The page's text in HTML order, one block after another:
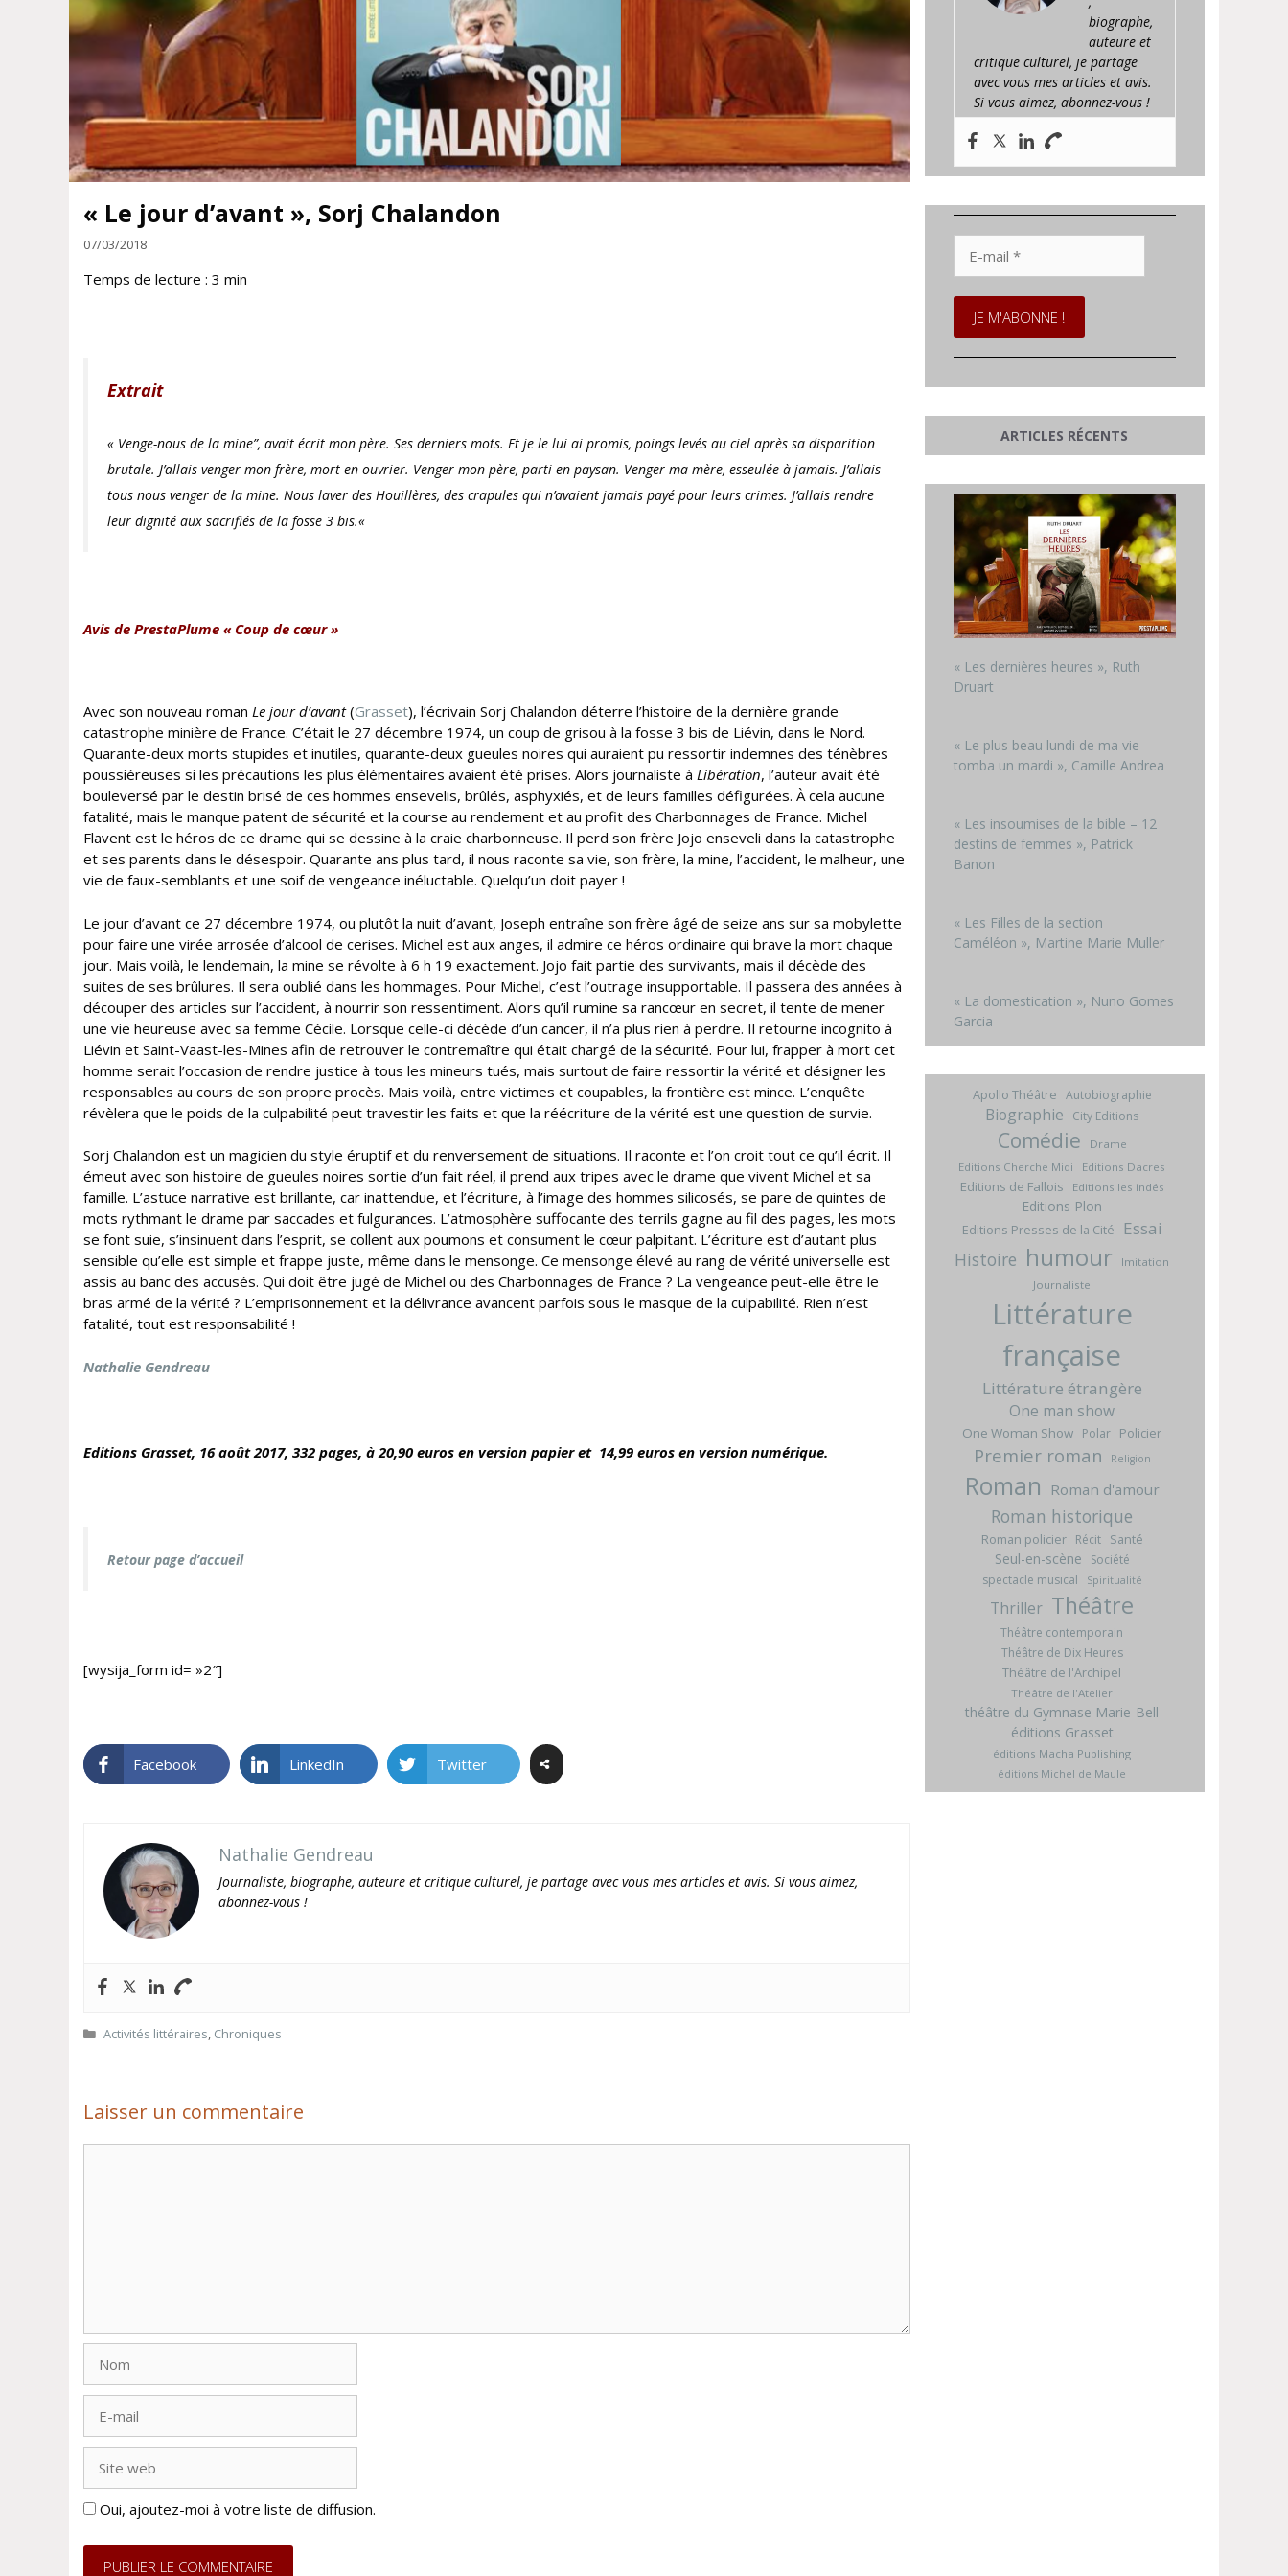
« Le jour d’avant », Sorj Chalandon
07/03/2018
Temps de lecture : 3 min
Extrait
« Venge-nous de la mine”, avait écrit mon père. Ses derniers mots. Et je le lui ai promis, poings levés au ciel après sa disparition
brutale. J’allais venger mon frère, mort en ouvrier. Venger mon père, parti en paysan. Venger ma mère, esseulée à jamais. J’allais
tous nous venger de la mine. Nous laver des Houillères, des crapules qui n’avaient jamais payé pour leurs crimes. J’allais rendre
leur dignité aux sacrifiés de la fosse 3 bis.«
Avis de PrestaPlume « Coup de cœur »
Avec son nouveau roman Le jour d’avant(Grasset), l’écrivain Sorj Chalandon déterre l’histoire de la dernière grande
catastrophe minière de France. C’était le 27 décembre 1974, un coup de grisou à la fosse 3 bis de Liévin, dans le Nord.
Quarante-deux morts stupides et inutiles, quarante-deux gueules noires qui auraient pu ressortir indemnes des ténèbres
poussiéreuses si les précautions les plus élémentaires avaient été prises. Alors journaliste à Libération, l’auteur avait été
bouleversé par le destin brisé de ces hommes ensevelis, brûlés, asphyxiés, et de leurs familles défigurées. À cela aucune
fatalité, mais le manque patent de sécurité et la course au rendement et au profit des Charbonnages de France. Michel
Flavent est le héros de ce drame qui se dessine à la craie charbonneuse. Il perd son frère Jojo enseveli dans la catastrophe
et ses parents dans le désespoir. Quarante ans plus tard, il nous raconte sa vie, son frère, la mine, l’accident, le malheur, une
vie de faux-semblants et une soif de vengeance inéluctable. Quelqu’un doit payer !
Le jour d’avant ce 27 décembre 1974, ou plutôt la nuit d’avant, Joseph entraîne son frère âgé de seize ans sur sa mobylette
pour faire une virée arrosée d’alcool de cerises. Michel est aux anges, il admire ce héros ordinaire qui brave la mort chaque
jour. Mais voilà, le lendemain, la mine se révolte à 6 h 19 exactement. Jojo fait partie des survivants, mais il décède des
suites de ses brûlures. Il sera oublié dans les hommages. Pour Michel, c’est l’outrage insupportable. Il passera des années à
découper des articles sur l’accident, à nourrir son ressentiment. Alors qu’il rumine sa rancœur en secret, il tente de mener
une vie heureuse avec sa femme Cécile. Lorsque celle-ci décède d’un cancer, il n’a plus rien à perdre. Il retourne incognito à
Liévin et Saint-Vaast-les-Mines afin de retrouver le contremaître qui était chargé de la sécurité. Pour lui, frapper à mort cet
homme serait l’occasion de rendre justice à tous les mineurs tués, mais surtout de faire ressortir la vérité et désigner les
responsables au cours de son propre procès. Mais voilà, entre victimes et coupables, la frontière est mince. L’enquête
révèlera que le poids de la culpabilité peut travestir les faits et que la réécriture de la vérité est une question de survie.
Sorj Chalandon est un magicien du style éruptif et du renversement de situations. Il raconte et l’on croit tout ce qu’il écrit. Il
émeut avec son histoire de gueules noires sortie d’un fait réel, il prend aux tripes avec le drame que vivent Michel et sa
famille. L’astuce narrative est brillante, car inattendue, et l’écriture, à l’image des hommes silicosés, se pare de quintes de
mots rythmant le drame par saccades et fulgurances. L’atmosphère suffocante des terrils gagne au fil des pages, les mots
se font suie, s’insinuent dans l’esprit, se collent aux poumons et consument le cœur palpitant. L’écriture est d’autant plus
sensible qu’elle est simple et frappe juste, même dans le mensonge. Ce mensonge élevé au rang de vérité universelle est
assis au banc des accusés. Qui doit être jugé de Michel ou des Charbonnages de France ? La vengeance peut-elle être le
bras armé de la vérité ? L’emprisonnement et la délivrance avancent parfois sous le masque de la culpabilité. Rien n’est
fatalité, tout est responsabilité !
Nathalie Gendreau
Editions Grasset, 16 août2017, 332 pages, à 20,90 euros en version papier et 14,99 euros en version numérique.
Retour page d’accueil
[wysija_form id= »2″]
Facebook LinkedIn Twitter
Nathalie Gendreau
Journaliste, biographe, auteure et critique culturel, je partage avec vous mes articles et avis. Si vous aimez,
abonnez-vous !
Catégories
Activités littéraires, Chroniques
Laisser un commentaire
mail
web
Oui, ajoutez-moi à votre liste de diffusion.
biographe,
auteure et
critique culturel, je partage
avec vous mes articles et avis.
Si vous aimez, abonnez-vous !
mail
*
ARTICLES RÉCENTS
« Les dernières heures », Ruth
Druart
« Le plus beau lundi de ma vie
tomba un mardi », Camille Andrea
« Les insoumises de la bible – 12
destins de femmes », Patrick
Banon
« Les Filles de la section
Caméléon », Martine Marie Muller
« La domestication », Nuno Gomes
Garcia
Apollo Théâtre Autobiographie
Biographie City Editions
Comédie
Drame
Editions Cherche Midi
Editions Dacres
Editions de Fallois Editions les indés
Editions Plon
Editions Presses de la Cité Essai
Histoire humour
Imitation
Journaliste
Littérature
française
Littérature étrangère
One man show
One Woman Show Polar Policier
Premier roman Religion
Roman Roman d'amour
Roman historique
Roman policier Récit Santé
Seul-en-scène
Société
spectacle musical
Spiritualité
Thriller Théâtre
Théâtre contemporain
Théâtre de Dix Heures
Théâtre de l'Archipel
Théâtre de l'Atelier
théâtre du Gymnase Marie-Bell
éditions Grasset
éditions Macha Publishing
éditions Michel de Maule